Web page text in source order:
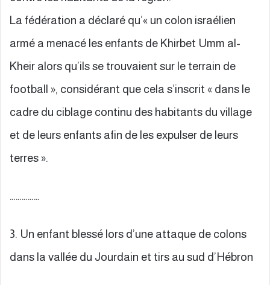
La fédération a déclaré qu’« un colon israélien
armé a menacé les enfants de Khirbet Umm al-
Kheir alors qu’ils se trouvaient sur le terrain de
football », considérant que cela s’inscrit « dans le
cadre du ciblage continu des habitants du village
et de leurs enfants afin de les expulser de leurs
terres ».
……………
3. Un enfant blessé lors d’une attaque de colons
dans la vallée du Jourdain et tirs au sud d’Hébron